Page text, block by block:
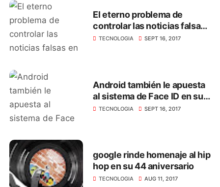
El eterno problema de
controlar las noticias falsas
en Whatsapp
TECNOLOGIA SEPT 16, 2017
Android también le apuesta
al sistema de Face ID en sus
smartphone
TECNOLOGIA SEPT 16, 2017
google rinde homenaje al hip
hop en su 44 aniversario
TECNOLOGIA AUG 11, 2017